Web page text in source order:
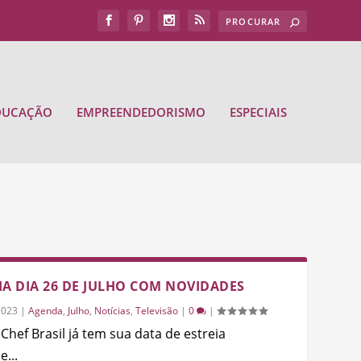
EMPREENDEDORISMO ESPECIAIS
DIA 26 DE JULHO COM NOVIDADES
| Agenda, Julho, Notícias, Televisão | 0 |
Brasil já tem sua data de estreia